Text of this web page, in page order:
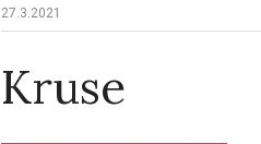
27.3.2021
Kruse